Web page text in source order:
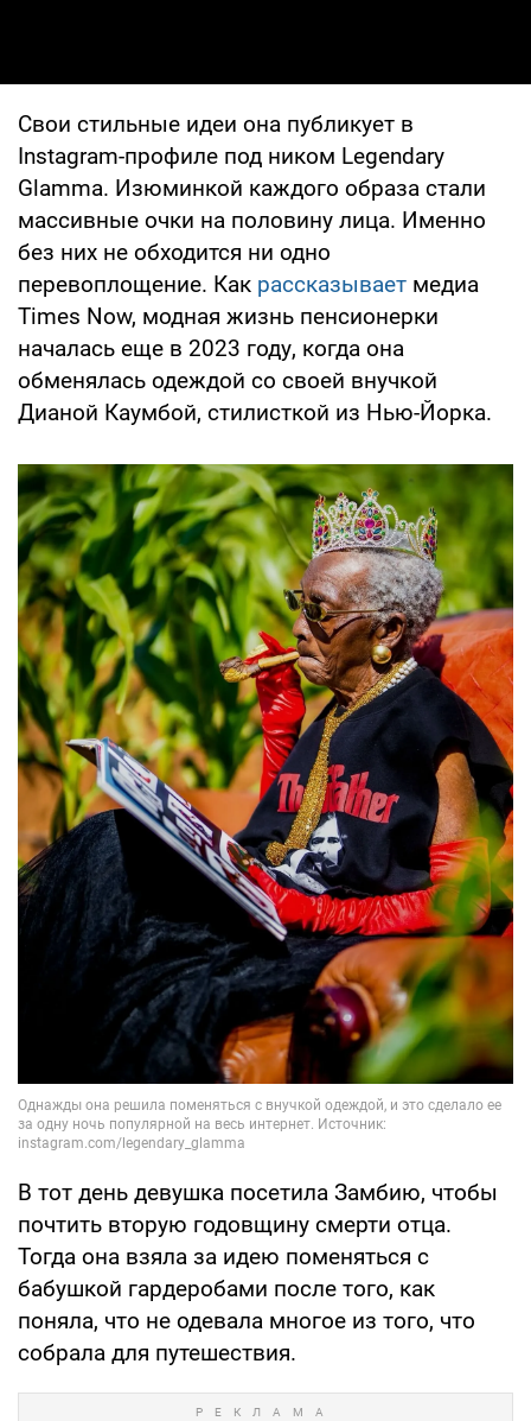
Свои стильные идеи она публикует в
Instagram-профиле под ником Legendary
Glamma. Изюминкой каждого образа стали
массивные очки на половину лица. Именно
без них не обходится ни одно
перевоплощение. Как рассказывает медиа
Times Now, модная жизнь пенсионерки
началась еще в 2023 году, когда она
обменялась одеждой со своей внучкой
Дианой Каумбой, стилисткой из Нью-Йорка.
В тот день девушка посетила Замбию, чтобы
почтить вторую годовщину смерти отца.
Тогда она взяла за идею поменяться с
бабушкой гардеробами после того, как
поняла, что не одевала многое из того, что
собрала для путешествия.